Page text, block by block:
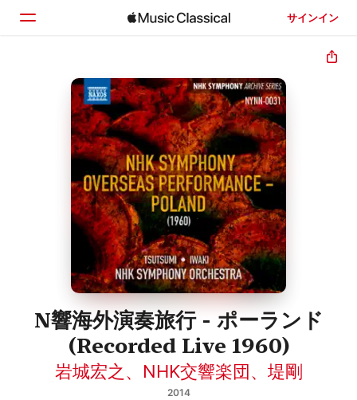
サインイン
ホーム
見つける
検索
N響海外演奏旅行 - ポーランド
(Recorded Live 1960)
岩城宏之、 NHK交響楽団 、 堤剛
2014